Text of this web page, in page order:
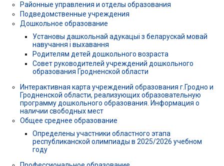
Районные управления и отделы образования
Подведомственные учреждения
Дошкольное образование
Установы дашкольнай адукацыі з беларускай мовай
навучання і выхавання
Родителям детей дошкольного возраста
Совет руководителей учреждений дошкольного
образования Гродненской области
Интерактивная карта учреждений образования г.Гродно и
Гродненской области, реализующих образовательную
программу дошкольного образования. Информация о
наличии свободных мест
Общее среднее образование
Определены участники областного этапа
республиканской олимпиады в 2025/2026 учебном
году